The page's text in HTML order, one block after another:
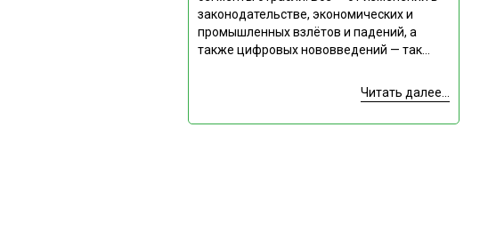
законодательстве, экономических и
промышленных взлётов и падений, а
также цифровых нововведений — так...
Читать далее...